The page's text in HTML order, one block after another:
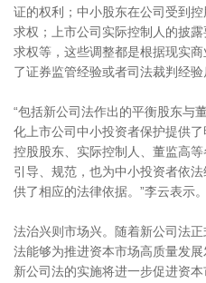
证的权利；中小股东在公司受到
求权；上市公司实际控制人的披
求权等，这些调整都是根据现实
了证券监管经验或者司法裁判经验
“包括新公司法作出的平衡股东与
化上市公司中小投资者保护提供了
控股股东、实际控制人、董监高
引导、规范，也为中小投资者依
供了相应的法律依据。”李云表示。
法治兴则市场兴。随着新公司法
法能够为推进资本市场高质量发
新公司法的实施将进一步促进资